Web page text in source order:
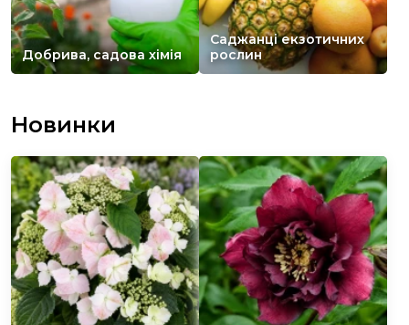
Добрива, садова хімія
Саджанці екзотичних
рослин
Новинки